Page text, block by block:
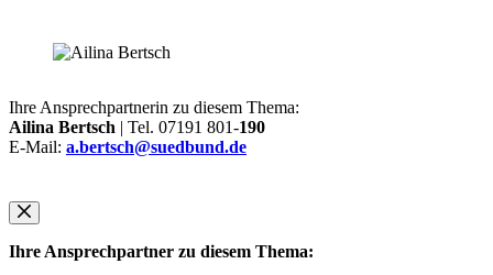
Ihre Ansprechpartnerin zu diesem Thema:
Ailina Bertsch | Tel. 07191 801-190
E-Mail: a.bertsch@suedbund.de
Ihre Ansprechpartner zu diesem Thema: